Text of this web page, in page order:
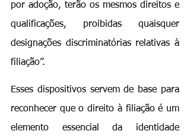
por adoção, terão os mesmos direitos e
qualificações, proibidas quaisquer
designações discriminatórias relativas à
filiação”.
Esses dispositivos servem de base para
reconhecer que o direito à filiação é um
elemento essencial da identidade